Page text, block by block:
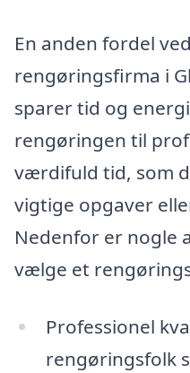
En anden fordel
rengøringsfirma i
sparer tid og
rengøringen til
værdifuld tid, som
vigtige opgaver
Nedenfor er nogle
vælge et
Professionel
rengøringsfolk